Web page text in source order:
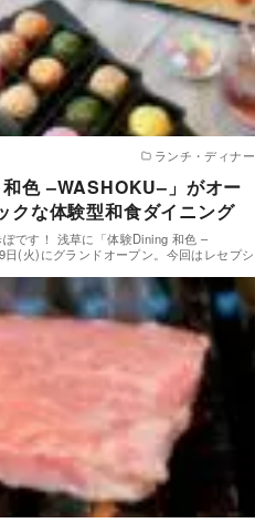
ランチ・ディナー
色 –WASHOKU–」がオー
クな体験型和食ダイニング
です！ 浅草に「体験Dining 和色 –
(火)にグランドオープン。今回はレセプシ